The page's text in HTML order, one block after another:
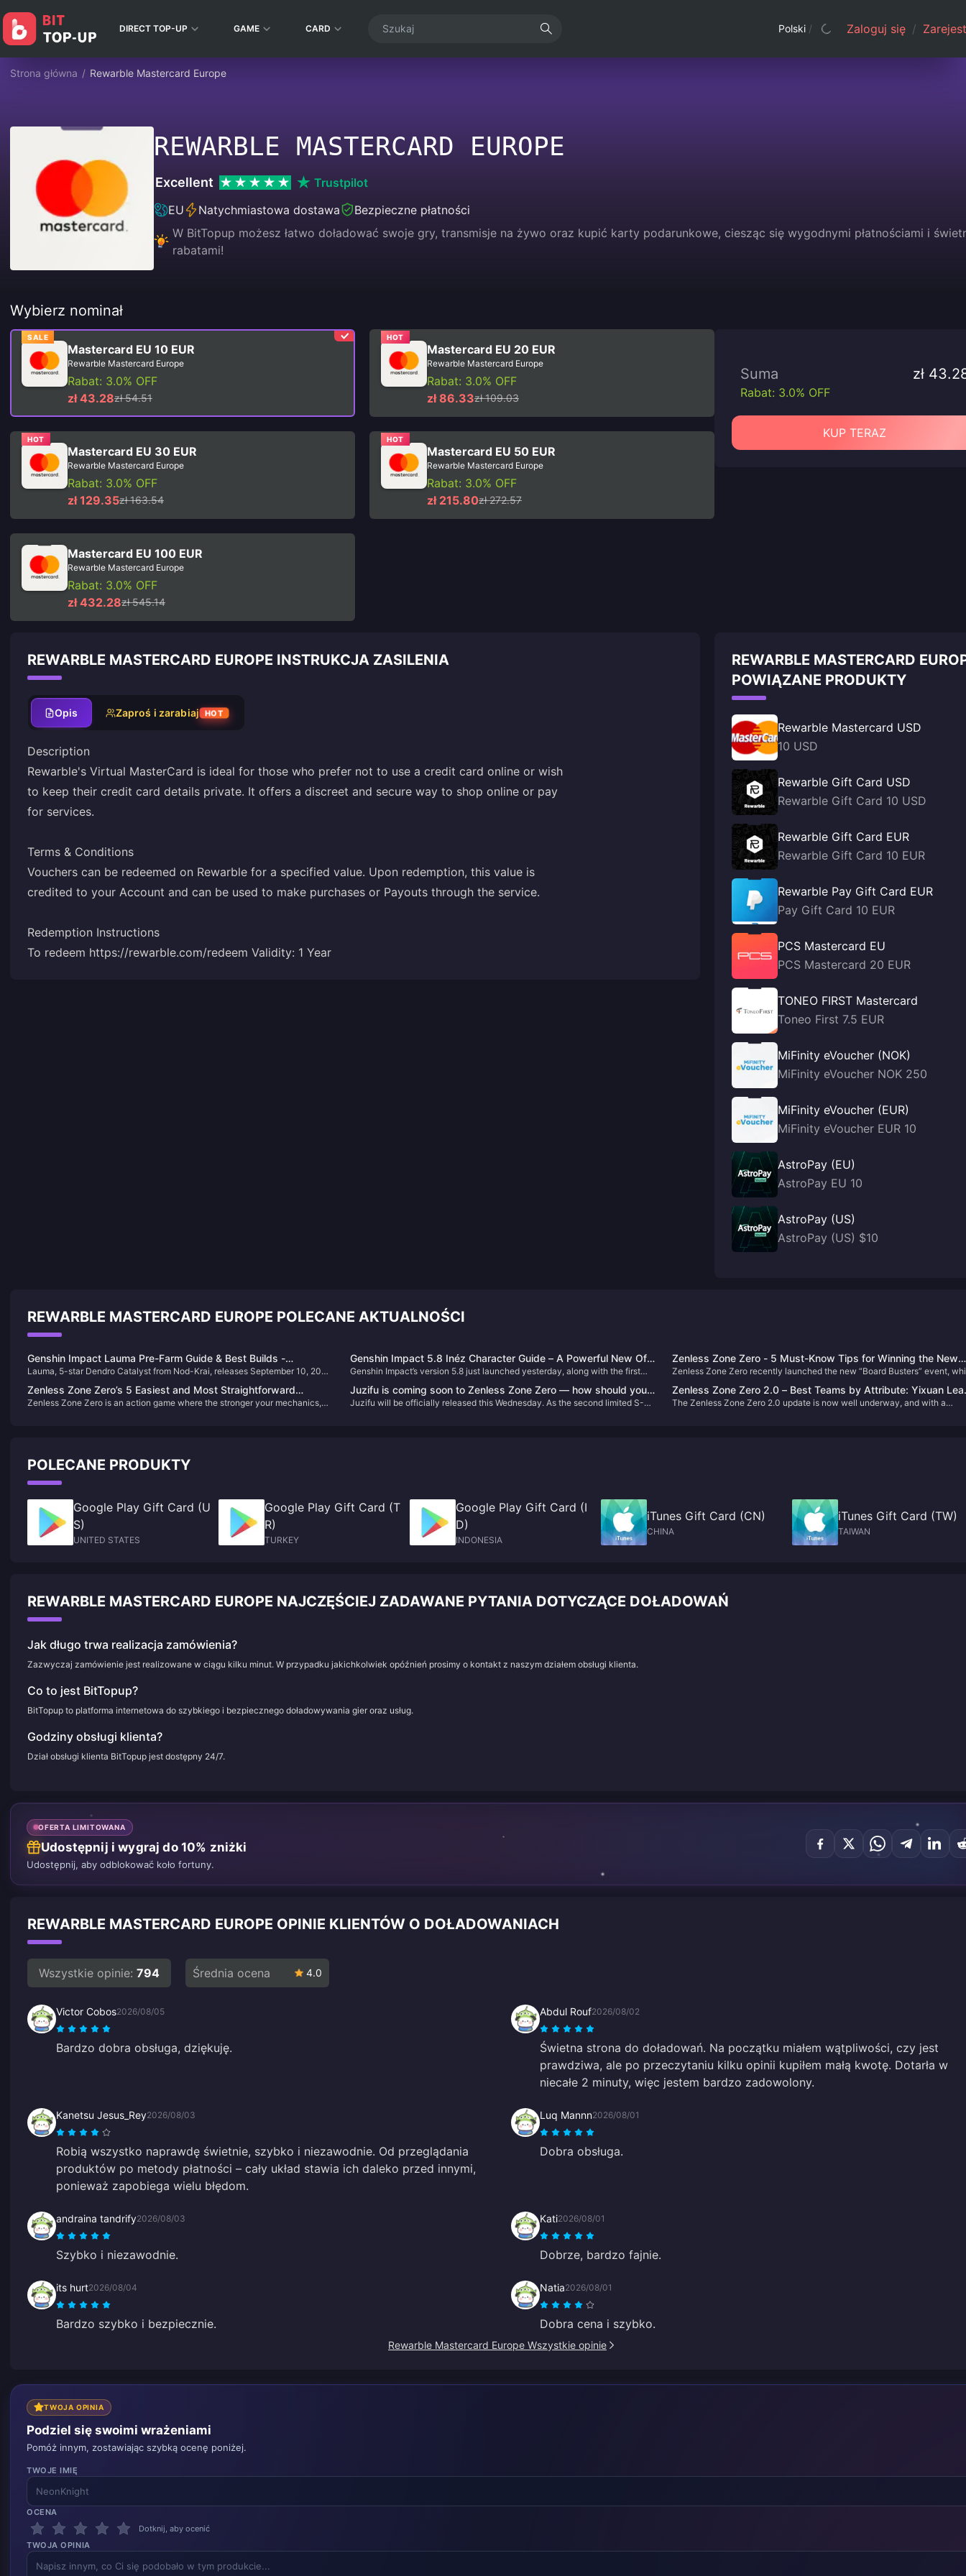
DIRECT TOP-UP GAME CARD Polski / Zaloguj się /
Strona główna / Rewarble Mastercard Europe
REWARBLE MASTERCARD EUROPE
Excellent
Trustpilot
EU
Natychmiastowa dostawa
Bezpieczne płatności
W BitTopup możesz łatwo doładować swoje gry, transmisje na żywo oraz kupić karty podarunkowe, ciesząc się wygodnymi płatnościami i
rabatami!
Wybierz nominał
SALE
Mastercard EU 10 EUR
Rewarble Mastercard Europe
Rabat: 3.0% OFF
zł 43.28zł 54.51
HOT
Mastercard EU 20 EUR
Rewarble Mastercard Europe
Rabat: 3.0% OFF
zł 86.33zł 109.03
HOT
Mastercard EU 30 EUR
Rewarble Mastercard Europe
Rabat: 3.0% OFF
zł 129.35zł 163.54
HOT
Mastercard EU 50 EUR
Rewarble Mastercard Europe
Rabat: 3.0% OFF
zł 215.80zł 272.57
Mastercard EU 100 EUR
Rewarble Mastercard Europe
Rabat: 3.0% OFF
zł 432.28zł 545.14
Suma zł
Rabat: 3.0% OFF
KUP TERAZ
REWARBLE MASTERCARD EUROPE INSTRUKCJA ZASILENIA
Opis Zaproś i zarabiaj HOT
Description
Rewarble's Virtual MasterCard is ideal for those who prefer not to use a credit card online or wish
to keep their credit card details private. It offers a discreet and secure way to shop online or pay
for services.
Terms & Conditions
Vouchers can be redeemed on Rewarble for a specified value. Upon redemption, this value is
credited to your Account and can be used to make purchases or Payouts through the service.
Redemption Instructions
To redeem https://rewarble.com/redeem Validity: 1 Year
REWARBLE MASTERCARD
POWIĄZANE PRODUKTY
Rewarble Mastercard USD
10 USD
Rewarble Gift Card USD
Rewarble Gift Card 10 USD
Rewarble Gift Card EUR
Rewarble Gift Card 10 EUR
Rewarble Pay Gift Card EUR
Pay Gift Card 10 EUR
PCS Mastercard EU
PCS Mastercard 20 EUR
TONEO FIRST Mastercard
Toneo First 7.5 EUR
MiFinity eVoucher (NOK)
MiFinity eVoucher NOK 250
MiFinity eVoucher (EUR)
MiFinity eVoucher EUR 10
AstroPay (EU)
AstroPay EU 10
AstroPay (US)
AstroPay (US) $10
REWARBLE MASTERCARD EUROPE POLECANE AKTUALNOŚCI
Genshin Impact Lauma Pre-Farm Guide & Best Builds -
Complete Character Preparation
Lauma, 5-star Dendro Catalyst from Nod-Krai, releases September 10, 2025
material requirements for this Elemental Mastery-scaling reaction specialist.
Genshin Impact 5.8 Inéz Character Guide – A Powerful New Off-
Field Sub-DPS!
Genshin Impact’s version 5.8 just launched yesterday, along with the first
Today’s guide will walk you through how to build Inéz effectively.
Zenless Zone Zero - 5 Must-Know Tips for Winning the New
"Board Busters" Event and Reaching Ether Radish Rank
Zenless Zone Zero recently launched the new “Board Busters” event,
today I’d like to share a few key tips and strategies.
Zenless Zone Zero’s 5 Easiest and Most Straightforward
Characters — So Easy, Anyone Can Play
Zenless Zone Zero is an action game where the stronger your mechanics,
Juzifu is coming soon to Zenless Zone Zero — how should you
build teams around her highly versatile Break role?
Juzifu will be officially released this Wednesday. As the second limited S-
Zenless Zone Zero 2.0 – Best Teams by Attribute: Yixuan
the Charge, Jane's Comeback is on the Horizon!
The Zenless Zone Zero 2.0 update is now well underway, and with a
POLECANE PRODUKTY
Google Play Gift Card (U
S)
UNITED STATES
Google Play Gift Card (T
R)
TURKEY
Google Play Gift Card (I
D)
INDONESIA
iTunes Gift Card (CN)
CHINA
iTunes Gift Card (TW)
TAIWAN
REWARBLE MASTERCARD EUROPE NAJCZĘŚCIEJ ZADAWANE PYTANIA DOTYCZĄCE DOŁADOWAŃ
Jak długo trwa realizacja zamówienia?
Zazwyczaj zamówienie jest realizowane w ciągu kilku minut. W przypadku jakichkolwiek opóźnień prosimy o kontakt z naszym działem obsługi klienta.
Co to jest BitTopup?
BitTopup to platforma internetowa do szybkiego i bezpiecznego doładowywania gier oraz usług.
Godziny obsługi klienta?
Dział obsługi klienta BitTopup jest dostępny 24/7.
OFERTA LIMITOWANA
Udostępnij i wygraj do 10% zniżki
Udostępnij, aby odblokować koło fortuny.
REWARBLE MASTERCARD EUROPE OPINIE KLIENTÓW O DOŁADOWANIACH
Wszystkie opinie: 794 Średnia ocena 4.0
Victor Cobos2026/08/05
Bardzo dobra obsługa, dziękuję.
Abdul Rouf2026/08/02
Świetna strona do doładowań. Na początku miałem wątpliwości, czy jest
prawdziwa, ale po przeczytaniu kilku opinii kupiłem małą kwotę. Dotarła w
niecałe 2 minuty, więc jestem bardzo zadowolony.
Kanetsu Jesus_Rey2026/08/03
Robią wszystko naprawdę świetnie, szybko i niezawodnie. Od przeglądania
produktów po metody płatności – cały układ stawia ich daleko przed innymi,
ponieważ zapobiega wielu błędom.
Luq Mannn2026/08/01
Dobra obsługa.
andraina tandrify2026/08/03
Szybko i niezawodnie.
Kati2026/08/01
Dobrze, bardzo fajnie.
its hurt2026/08/04
Bardzo szybko i bezpiecznie.
Natia2026/08/01
Dobra cena i szybko.
Rewarble Mastercard Europe Wszystkie opinie
TWOJA OPINIA
Podziel się swoimi wrażeniami
Pomóż innym, zostawiając szybką ocenę poniżej.
TWOJE IMIĘ
OCENA
Dotknij, aby ocenić
TWOJA OPINIA